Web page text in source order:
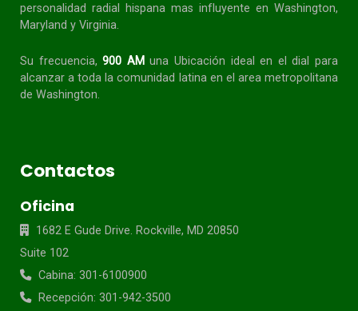
personalidad radial
hispana mas influyente en Washington,
Maryland y Virginia.
Su frecuencia, 900 AM una Ubicación ideal en el dial para
alcanzar a toda lacomunidad latina en el area metropolitana
de Washington.
Contactos
Oficina
1682 E Gude Drive. Rockville, MD 20850
Suite 102
Cabina: 301-6100900
Recepción: 301-942-3500